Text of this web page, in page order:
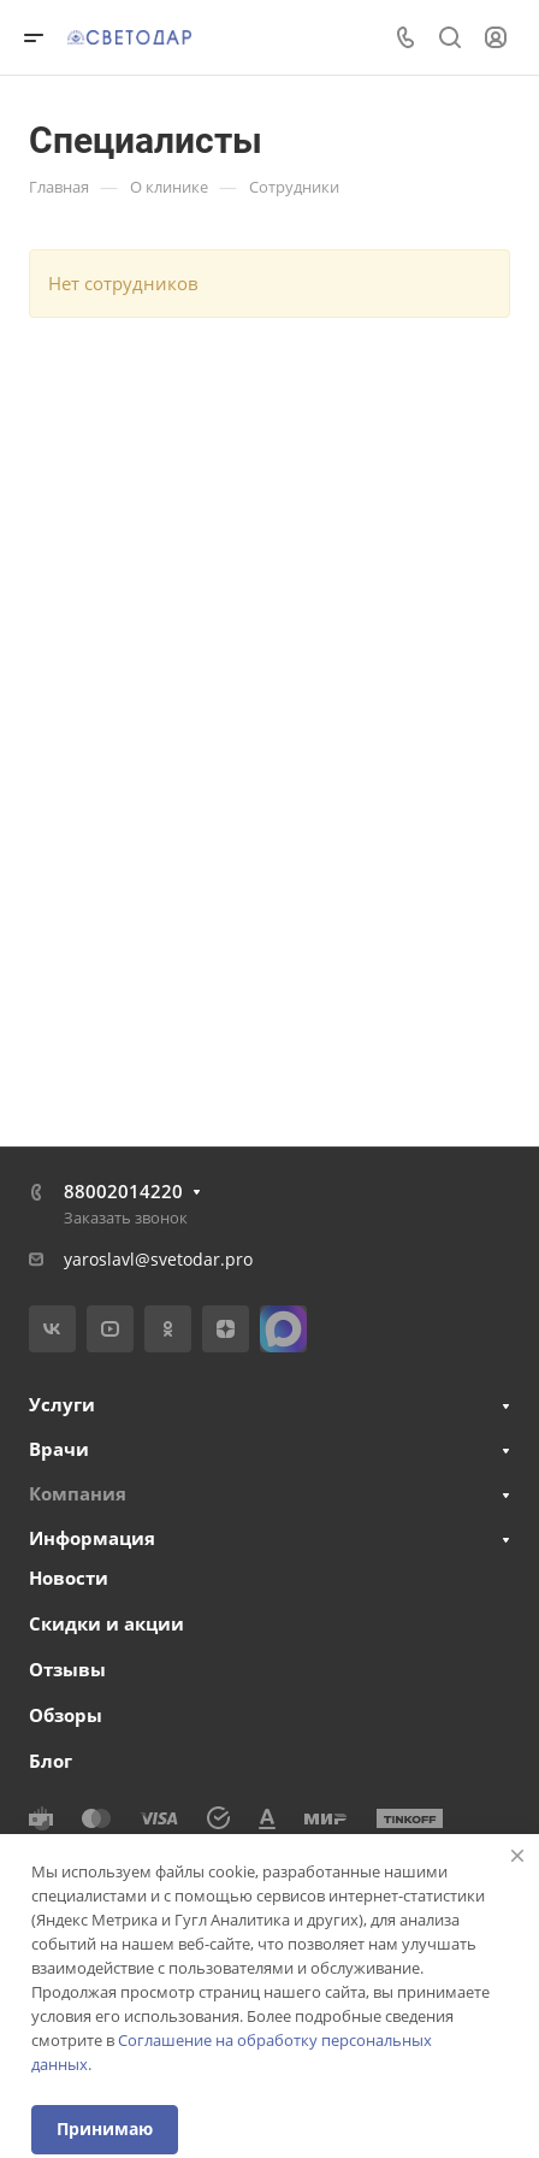
Специалисты
Главная — О клинике — Сотрудники
Нет сотрудников
88002014220
Заказать звонок
yaroslavl@svetodar.pro
Услуги
Врачи
Компания
Информация
Новости
Скидки и акции
Отзывы
Обзоры
Блог
© 2026 Сеть офтальмологических клиник СВЕТОДАР
Политика конфиденциальности
|
Согласие на обработку
персональных данных
Политика использования cookie-
Пользовательское соглашение
Версия для слабовидящих Подписаться на рассылку
ИМЕЮТСЯ ПРОТИВОПОКАЗАНИЯ. НЕОБХОДИМА
Мы используем файлы cookie, разработанные нашими
специалистами и с помощью сервисов интернет-статистики
(Яндекс Метрика и Гугл Аналитика и других), для анализа
событий на нашем веб-сайте, что позволяет нам улучшать
взаимодействие с пользователями и обслуживание.
Продолжая просмотр страниц нашего сайта, вы принимаете
условия его использования. Более подробные сведения
смотрите вСоглашение на обработку персональных
данных.
Принимаю